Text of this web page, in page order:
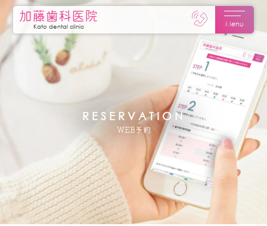
Menu
加藤歯科医院
Kato dental clinic
RESERVATION
WEB予約